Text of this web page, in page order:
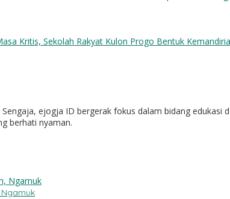
ejogja ID bergerak fokus dalam bidang
berhati nyaman.